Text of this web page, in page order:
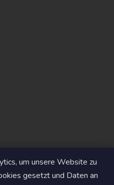
um unsere Website zu
gesetzt und Daten an